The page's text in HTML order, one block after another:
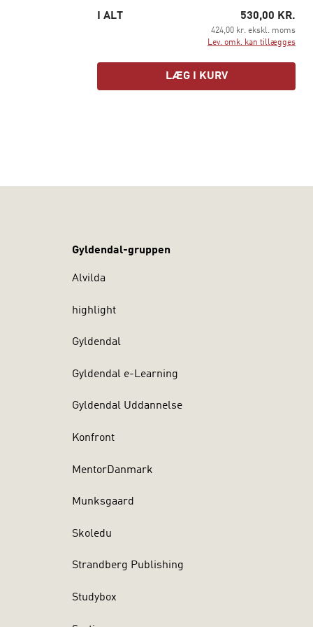
oftest
I ALT 530,00 KR.
424,00 kr. ekskl. moms
Lev. omk. kan tillægges
LÆG I KURV
Gyldendal-gruppen
Alvilda
highlight
Gyldendal
Gyldendal e-Learning
Gyldendal Uddannelse
Konfront
MentorDanmark
Munksgaard
Skoledu
Strandberg Publishing
Studybox